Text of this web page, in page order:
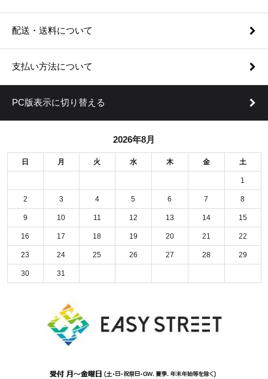
配送・送料について
支払い方法について
PC版表示に切り替える
2026年8月
日 月 火 水 木 金 土
1
2 3 4 5 6 7 8
9 10 11 12 13 14 15
16 17 18 19 20 21 22
23 24 25 26 27 28 29
30 31